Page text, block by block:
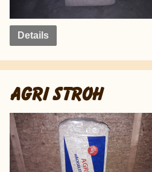
Details
AGRI STROH